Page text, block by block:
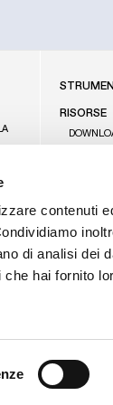
contenuti
di analisi dei
hai fornito
RISORSE